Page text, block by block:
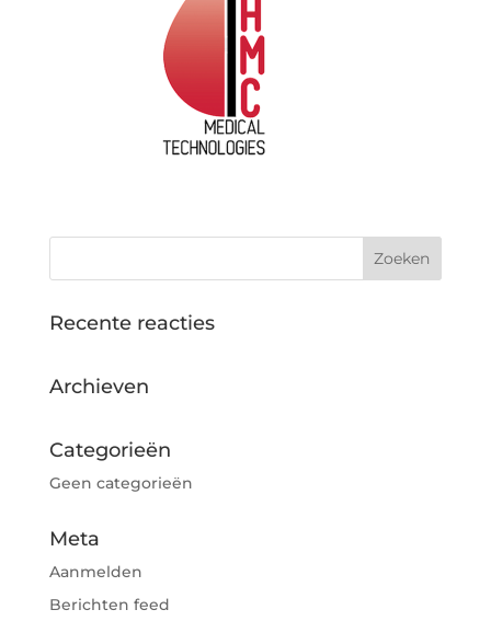
Recente reacties
Archieven
Categorieën
Geen categorieën
Meta
Aanmelden
Berichten feed